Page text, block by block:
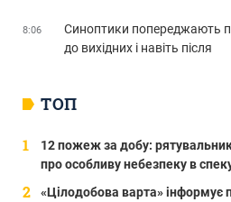
ТОП
12 пожеж за добу:
про особливу небезпеку в
«Цілодобова варта» інформує
8:06
Синоптики попереджають
до вихідних і навіть після